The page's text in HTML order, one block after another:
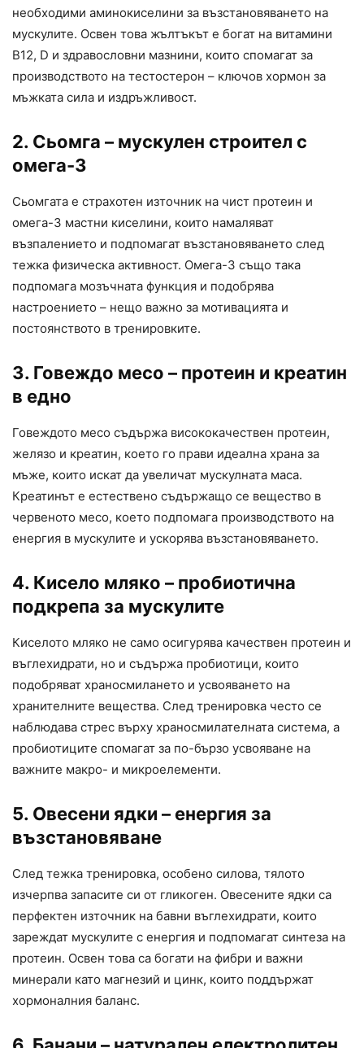
необходими аминокиселини за възстановяването на
мускулите. Освен това жълтъкът е богат на витамини
В12, D и здравословни мазнини, които спомагат за
производството на тестостерон – ключов хормон за
мъжката сила и издръжливост.
2. Сьомга – мускулен строител с
омега-3
Сьомгата е страхотен източник на чист протеин и
омега-3 мастни киселини, които намаляват
възпалението и подпомагат възстановяването след
тежка физическа активност. Омега-3 също така
подпомага мозъчната функция и подобрява
настроението – нещо важно за мотивацията и
постоянството в тренировките.
3. Говеждо месо – протеин и креатин
в едно
Говеждото месо съдържа висококачествен протеин,
желязо и креатин, което го прави идеална храна за
мъже, които искат да увеличат мускулната маса.
Креатинът е естествено съдържащо се вещество в
червеното месо, което подпомага производството на
енергия в мускулите и ускорява възстановяването.
4. Кисело мляко – пробиотична
подкрепа за мускулите
Киселото мляко не само осигурява качествен протеин и
въглехидрати, но и съдържа пробиотици, които
подобряват храносмилането и усвояването на
хранителните вещества. След тренировка често се
наблюдава стрес върху храносмилателната система, а
пробиотиците спомагат за по-бързо усвояване на
важните макро- и микроелементи.
5. Овесени ядки – енергия за
възстановяване
След тежка тренировка, особено силова, тялото
изчерпва запасите си от гликоген. Овесените ядки са
перфектен източник на бавни въглехидрати, които
зареждат мускулите с енергия и подпомагат синтеза на
протеин. Освен това са богати на фибри и важни
минерали като магнезий и цинк, които поддържат
хормоналния баланс.